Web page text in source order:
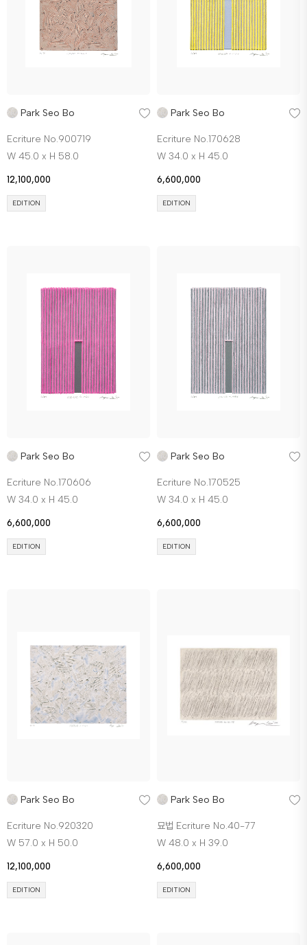
Park Seo Bo
Ecriture No.900719
W 45.0 x H 58.0
12,100,000
EDITION
Park Seo Bo
Ecriture No.170628
W 34.0 x H 45.0
6,600,000
EDITION
Park Seo Bo
Ecriture No.170606
W 34.0 x H 45.0
6,600,000
EDITION
Park Seo Bo
Ecriture No.170525
W 34.0 x H 45.0
6,600,000
EDITION
Park Seo Bo
Ecriture No.920320
W 57.0 x H 50.0
12,100,000
EDITION
Park Seo Bo
묘법 Ecriture No.40-77
W 48.0 x H 39.0
6,600,000
EDITION